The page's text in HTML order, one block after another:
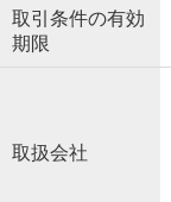
取引条件の有効
期限
取扱会社